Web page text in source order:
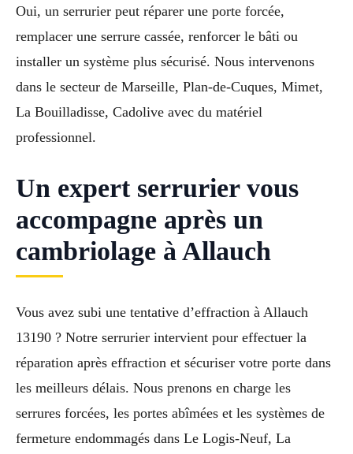
Oui, un serrurier peut réparer une porte forcée,
remplacer une serrure cassée, renforcer le bâti ou
installer un système plus sécurisé. Nous intervenons
dans le secteur de Marseille, Plan-de-Cuques, Mimet,
La Bouilladisse, Cadolive avec du matériel
professionnel.
Un expert serrurier vous
accompagne après un
cambriolage à Allauch
Vous avez subi une tentative d’effraction à Allauch
13190 ? Notre serrurier intervient pour effectuer la
réparation après effraction et sécuriser votre porte dans
les meilleurs délais. Nous prenons en charge les
serrures forcées, les portes abîmées et les systèmes de
fermeture endommagés dans Le Logis-Neuf, La